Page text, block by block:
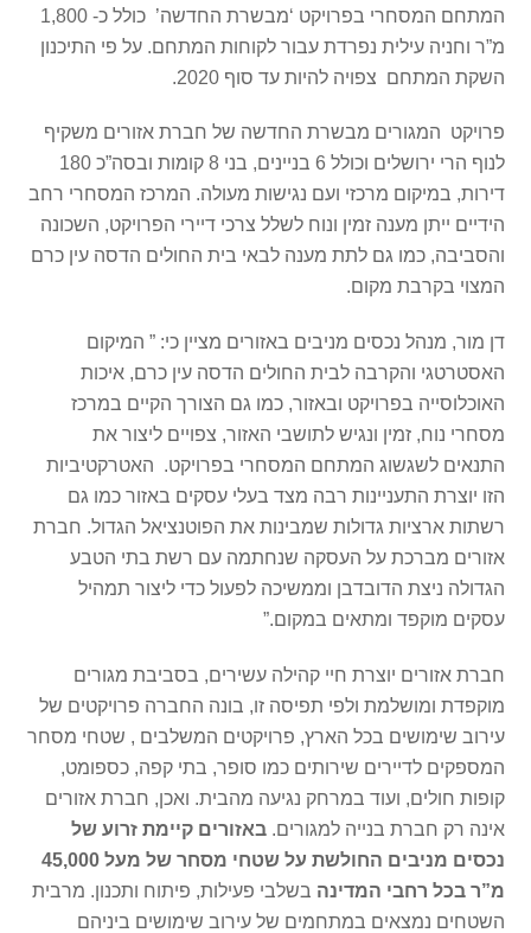
המתחם המסחרי בפרויקט ‘מבשרת החדשה’ כולל כ- 1,800
מ”ר וחניה עילית נפרדת עבור לקוחות המתחם. על פי התיכנון
השקת המתחם צפויה להיות עד סוף 2020.
פרויקט המגורים מבשרת החדשה של חברת אזורים משקיף
לנוף הרי ירושלים וכולל 6 בניינים, בני 8 קומות ובסה”כ 180
דירות, במיקום מרכזי ועם נגישות מעולה. המרכז המסחרי רחב
הידיים ייתן מענה זמין ונוח לשלל צרכי דיירי הפרויקט, השכונה
והסביבה, כמו גם לתת מענה לבאי בית החולים הדסה עין כרם
המצוי בקרבת מקום.
דן מור, מנהל נכסים מניבים באזורים מציין כי: ” המיקום
האסטרטגי והקרבה לבית החולים הדסה עין כרם, איכות
האוכלוסייה בפרויקט ובאזור, כמו גם הצורך הקיים במרכז
מסחרי נוח, זמין ונגיש לתושבי האזור, צפויים ליצור את
התנאים לשגשוג המתחם המסחרי בפרויקט. האטרקטיביות
הזו יוצרת התעניינות רבה מצד בעלי עסקים באזור כמו גם
רשתות ארציות גדולות שמבינות את הפוטנציאל הגדול. חברת
אזורים מברכת על העסקה שנחתמה עם רשת בתי הטבע
הגדולה ניצת הדובדבן וממשיכה לפעול כדי ליצור תמהיל
עסקים מוקפד ומתאים במקום.”
חברת אזורים יוצרת חיי קהילה עשירים, בסביבת מגורים
מוקפדת ומושלמת ולפי תפיסה זו, בונה החברה פרויקטים של
עירוב שימושים בכל הארץ, פרויקטים המשלבים , שטחי מסחר
המספקים לדיירים שירותים כמו סופר, בתי קפה, כספומט,
קופות חולים, ועוד במרחק נגיעה מהבית. ואכן, חברת אזורים
אינה רק חברת בנייה למגורים.באזורים קיימת זרוע של
נכסים מניבים
החולשת על שטחי מסחר של מעל 45,000
מ”ר בכל רחבי המדינה בשלבי פעילות, פיתוח ותכנון. מרבית
השטחים נמצאים במתחמים של עירוב שימושים ביניהם